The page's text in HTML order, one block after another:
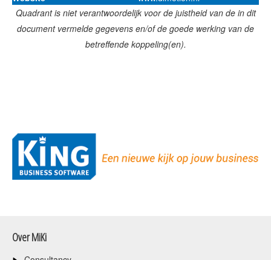
Quadrant is niet verantwoordelijk voor de juistheid van de in dit
document vermelde gegevens en/of de goede werking van de
betreffende koppeling(en).
Over MiKi